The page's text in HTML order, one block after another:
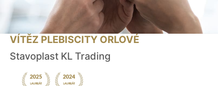
VÍTĚZ PLEBISCITY ORLOVÉ
Stavoplast KL Trading